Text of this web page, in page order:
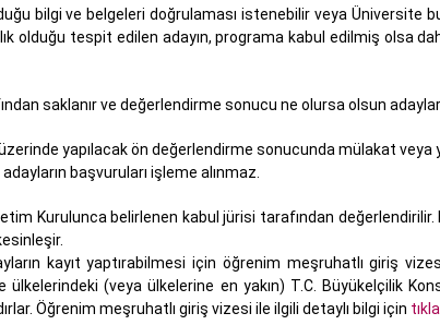
bilgi ve belgeleri doğrulaması istenebilir veya Üniversite
olduğu tespit edilen adayın, programa kabul edilmiş olsa
saklanır ve değerlendirme sonucu ne olursa olsun
yapılacak ön değerlendirme sonucunda mülakat veya
başvuruları işleme alınmaz.
Kurulunca belirlenen kabul jürisi tarafından
kayıt yaptırabilmesi için öğrenim meşruhatlı giriş
(veya ülkelerine en yakın) T.C. Büyükelçilik
Öğrenim meşruhatlı giriş vizesi ile ilgili detaylı bilgi için